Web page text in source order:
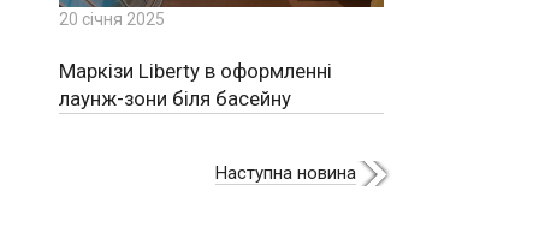
20 січня 2025
Маркізи Liberty в оформленні
лаунж-зони біля басейну
Наступна новина